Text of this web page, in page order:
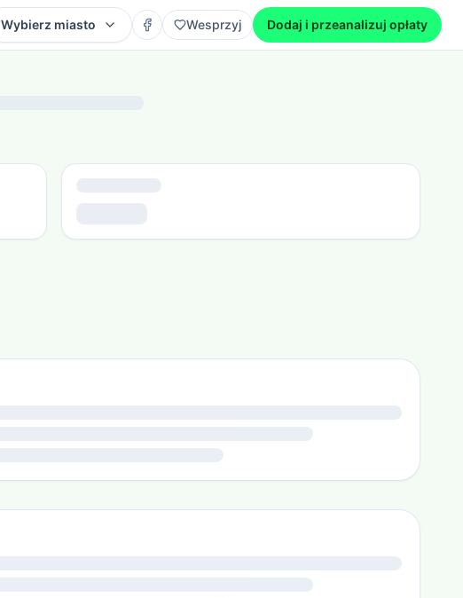
Wybierz miasto Wesprzyj Dodaj i przeanalizuj opłaty